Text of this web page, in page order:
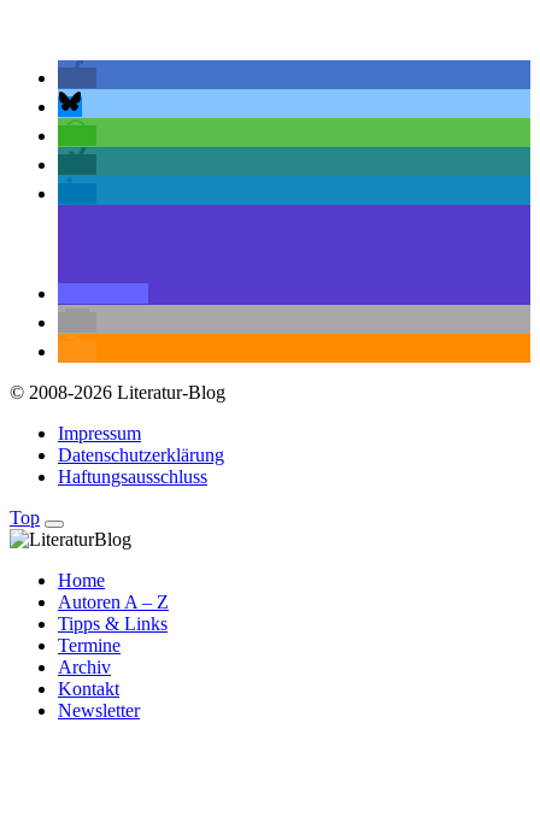
© 2008-2026 Literatur-Blog
Impressum
Datenschutzerklärung
Haftungsausschluss
Top
Home
Autoren A – Z
Tipps & Links
Termine
Archiv
Kontakt
Newsletter